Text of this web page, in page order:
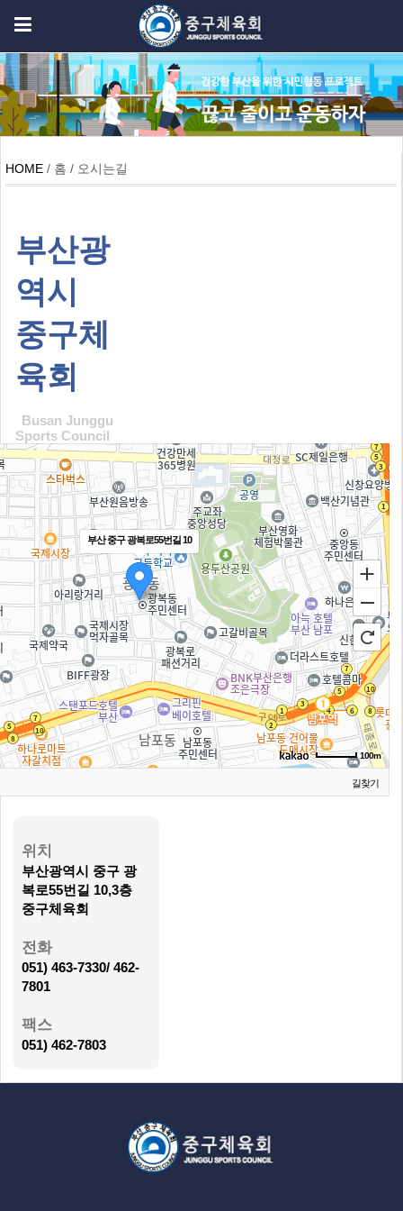
HOME / 홈 / 오시는길
부산광
역시
중구체
육회
Busan Junggu
Sports Council
부산 중구 광복로55번길 10
100m
길찾기
위치
부산광역시 중구 광
복로55번길 10,3층
중구체육회
전화
051) 463-7330/ 462-
7801
팩스
051) 462-7803